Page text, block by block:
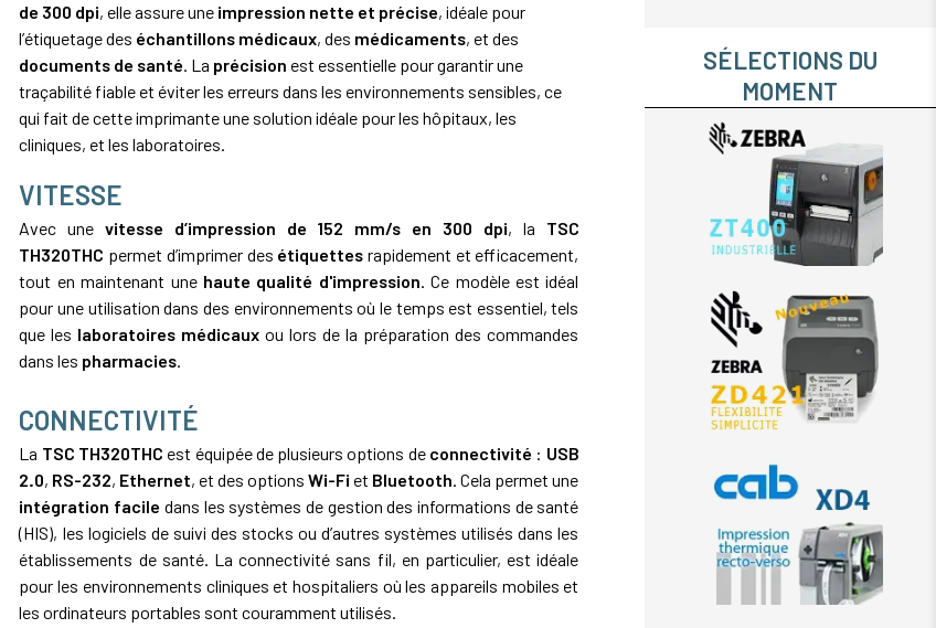
de 300 dpi, elle assure une impression nette et précise, idéale pour
l’étiquetage des échantillons médicaux, des médicaments, et des
documents de santé. La précision est essentielle pour garantir une
traçabilité fiable et éviter les erreurs dans les environnements sensibles, ce
qui fait de cette imprimante une solution idéale pour les hôpitaux, les
cliniques, et les laboratoires.
VITESSE
Avec unevitesse d’impression de 152 mm/s en 300 dpi, la TSC
TH320THC permet d’imprimer des étiquettes rapidement et efficacement,
tout en maintenant une haute qualité d'impression. Ce modèle est idéal
pour une utilisation dans des environnements où le temps est essentiel, tels
que les laboratoires médicaux ou lors de la préparation des commandes
dans les pharmacies.
CONNECTIVITÉ
La TSC TH320THC est équipée de plusieurs options de connectivité: USB
2.0, RS-232, Ethernet, et des optionsWi-Fi et Bluetooth. Cela permet une
intégration facile dans les systèmes de gestion des informations de santé
(HIS), les logiciels de suivi des stocks ou d’autres systèmes utilisés dans les
établissements de santé. La connectivité sans fil, en particulier, est idéale
pour les environnements cliniques et hospitaliers où les appareils mobiles et
les ordinateurs portables sont couramment utilisés.
SÉLECTIONS DU
MOMENT